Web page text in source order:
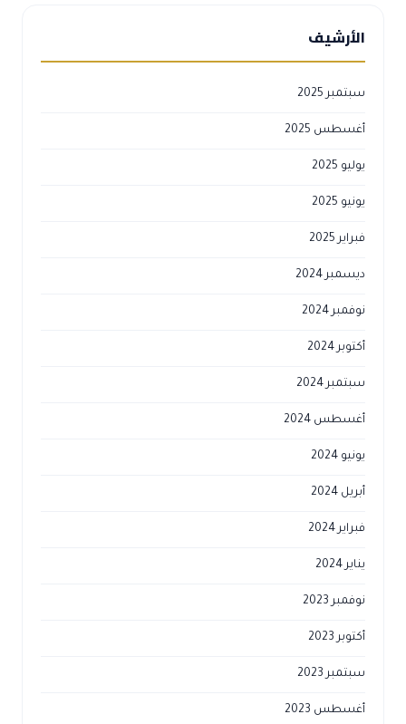
الأرشيف
سبتمبر 2025
أغسطس 2025
يوليو 2025
يونيو 2025
فبراير 2025
ديسمبر 2024
نوفمبر 2024
أكتوبر 2024
سبتمبر 2024
أغسطس 2024
يونيو 2024
أبريل 2024
فبراير 2024
يناير 2024
نوفمبر 2023
أكتوبر 2023
سبتمبر 2023
أغسطس 2023